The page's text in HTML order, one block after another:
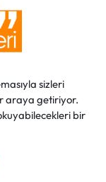
sizleri
araya getiriyor.
bir